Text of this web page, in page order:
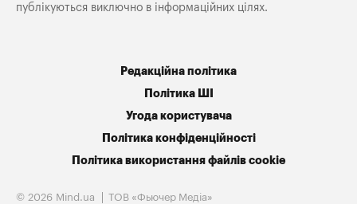
публікуються виключно в інформаційних цілях.
Редакційна політика
Політика ШІ
Угода користувача
Політика конфіденційності
Політика використання файлів cookie
© 2026 Mind.ua
ТОВ «Фьючер Медiа»